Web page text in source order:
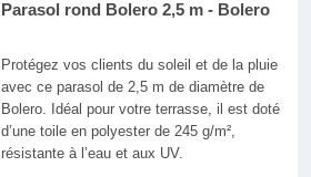
Parasol rond Bolero 2,5 m - Bolero
Protégez vos clients du soleil et de la pluie
avec ce parasol de 2,5 m de diamètre de
Bolero. Idéal pour votre terrasse, il est doté
d’une toile en polyester de 245 g/m²,
résistante à l’eau et aux UV.